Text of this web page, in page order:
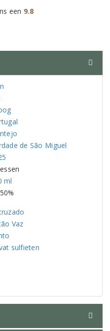
een 9.8
de São Miguel
ml
Vaz
sulfieten